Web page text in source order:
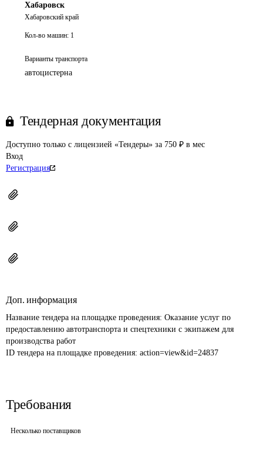
Хабаровск
Хабаровский край
Кол-во машин: 1
Варианты транспорта
автоцистерна
Тендерная документация
Доступно только с лицензией «Тендеры» за 750 ₽ в мес
Вход
Регистрация
Доп. информация
Название тендера на площадке проведения: Оказание услуг по
предоставлению автотранспорта и спецтехники с экипажем для
производства работ
ID тендера на площадке проведения: action=view&id=24837
Требования
Несколько поставщиков